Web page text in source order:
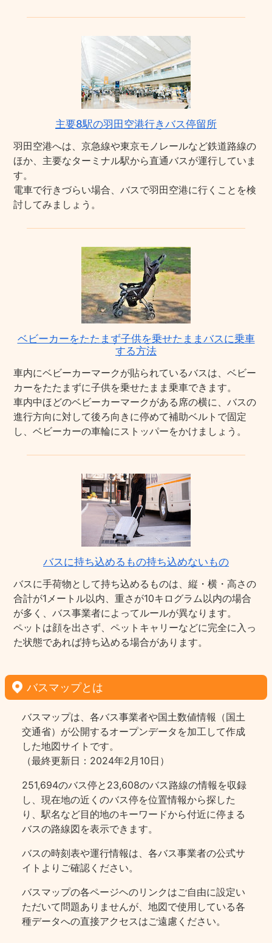
主要8駅の羽田空港行きバス停留所
羽田空港へは、京急線や東京モノレールなど鉄道路線の
ほか、主要なターミナル駅から直通バスが運行していま
す。
電車で行きづらい場合、バスで羽田空港に行くことを検
討してみましょう。
ベビーカーをたたまず子供を乗せたままバスに乗車
する方法
車内にベビーカーマークが貼られているバスは、ベビー
カーをたたまずに子供を乗せたまま乗車できます。
車内中ほどのベビーカーマークがある席の横に、バスの
進行方向に対して後ろ向きに停めて補助ベルトで固定
し、ベビーカーの車輪にストッパーをかけましょう。
バスに持ち込めるもの持ち込めないもの
バスに手荷物として持ち込めるものは、縦・横・高さの
合計が1メートル以内、重さが10キログラム以内の場合
が多く、バス事業者によってルールが異なります。
ペットは顔を出さず、ペットキャリーなどに完全に入っ
た状態であれば持ち込める場合があります。
バスマップとは
バスマップは、各バス事業者や国土数値情報（国土
交通省）が公開するオープンデータを加工して作成
した地図サイトです。
（最終更新日：2024年2月10日）
251,694のバス停と23,608のバス路線の情報を収録
し、現在地の近くのバス停を位置情報から探した
り、駅名など目的地のキーワードから付近に停まる
バスの路線図を表示できます。
バスの時刻表や運行情報は、各バス事業者の公式サ
イトよりご確認ください。
バスマップの各ページヘのリンクはご自由に設定い
ただいて問題ありませんが、地図で使用している各
種データへの直接アクセスはご遠慮ください。